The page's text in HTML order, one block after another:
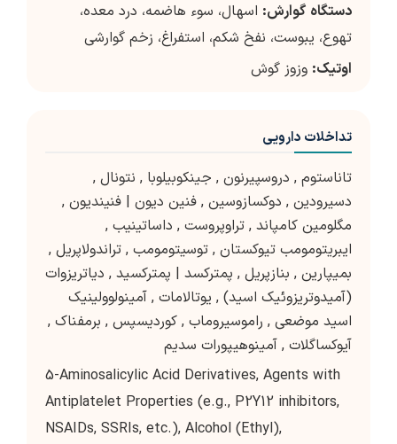
دستگاه گوارش: اسهال، سوء هاضمه، درد معده،
تهوع، یبوست، نفخ شکم، استفراغ، زخم گوارشی
اوتیک: وزوز گوش
تداخلات دارویی
تاناستوم , دروسپیرنون , جینکوبیلوبا , نتونال ,
دسیرودین , دوکسازوسین , فنین دیون | فنیندیون ,
مگلومین کامپاند , تراوپروست , داساتینیب ,
ایبریتومومب تیوکستان , توسیتومومب , تراندولاپریل ,
بمیپارین , بنازپریل , پمترکسد | پمترکسید , دیاتریزوات
(آمیدوتریزوئیک اسید) , یوتالامات , آمینولوولینیک
اسید موضعی , راموسیروماب , کوردیسپس , برمفناک ,
آیوکساگلات , آمینوهیپورات سدیم
5-Aminosalicylic Acid Derivatives, Agents with
Antiplatelet Properties (e.g., P2Y12 inhibitors,
NSAIDs, SSRIs, etc.), Alcohol (Ethyl),